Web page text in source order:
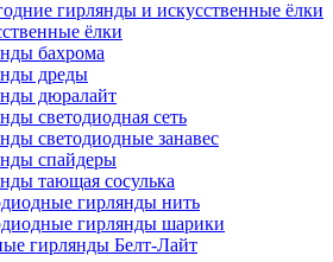
гирлянды и искусственные ёлки
ёлки
бахрома
дреды
дюралайт
светодиодная сеть
светодиодные занавес
спайдеры
тающая сосулька
гирлянды нить
гирлянды шарики
гирлянды Белт-Лайт